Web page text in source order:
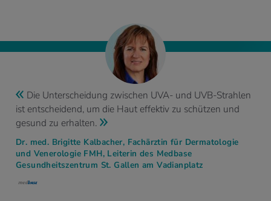
Die Unterscheidung zwischen UVA- und UVB-Strahlen
ist entscheidend, um die Haut effektiv zu schützen und
gesund zu erhalten.
Dr. med. Brigitte Kalbacher, Fachärztin für Dermatologie
und Venerologie FMH, Leiterin des Medbase
Gesundheitszentrum St. Gallen am Vadianplatz